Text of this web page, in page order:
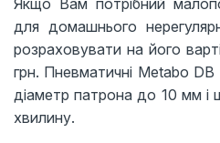
для домашнього
розраховувати на його
грн. Пневматичні Metabo
діаметр патрона до 10 мм і
хвилину.